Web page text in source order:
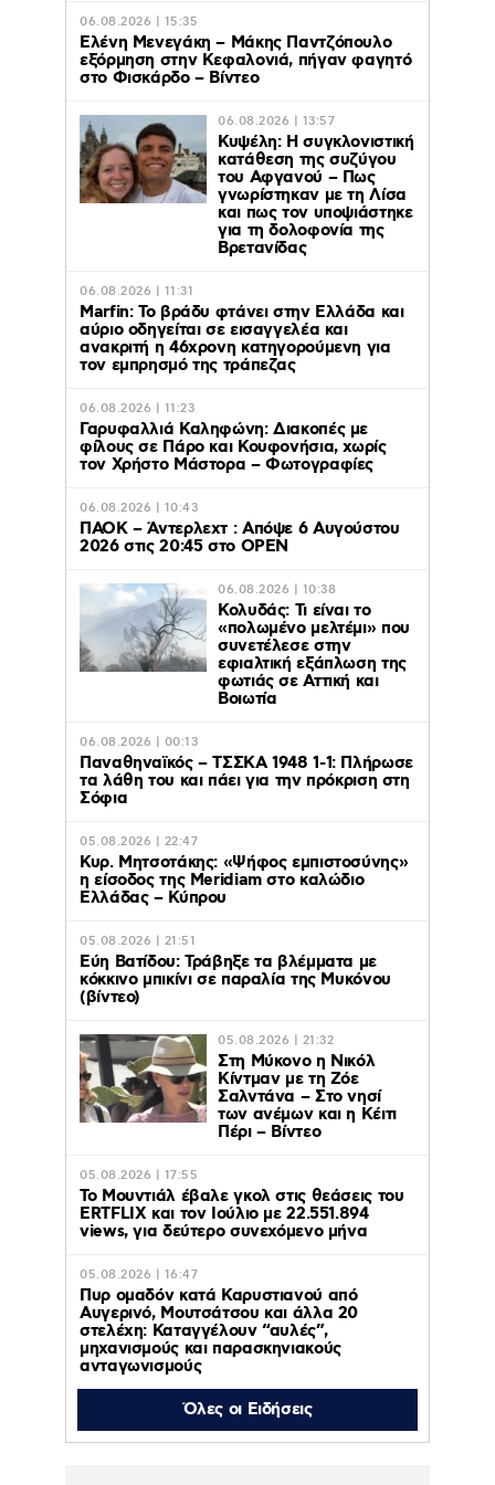
06.08.2026 | 15:35
Ελένη Μενεγάκη – Μάκης Παντζόπουλο
εξόρμηση στην Κεφαλονιά, πήγαν φαγητό
στο Φισκάρδο – Βίντεο
06.08.2026 | 13:57
Κυψέλη: Η συγκλονιστική
κατάθεση της συζύγου
του Αφγανού – Πως
γνωρίστηκαν με τη Λίσα
και πως τον υποψιάστηκε
για τη δολοφονία της
Βρετανίδας
06.08.2026 | 11:31
Marfin: Το βράδυ φτάνει στην Ελλάδα και
αύριο οδηγείται σε εισαγγελέα και
ανακριτή η 46χρονη κατηγορούμενη για
τον εμπρησμό της τράπεζας
06.08.2026 | 11:23
Γαρυφαλλιά Καληφώνη: Διακοπές με
φίλους σε Πάρο και Κουφονήσια, χωρίς
τον Χρήστο Μάστορα – Φωτογραφίες
06.08.2026 | 10:43
ΠΑΟΚ – Άντερλεχτ : Απόψε 6 Αυγούστου
2026 στις 20:45 στο ΟΡΕΝ
06.08.2026 | 10:38
Κολυδάς: Τι είναι το
«πολωμένο μελτέμι» που
συνετέλεσε στην
εφιαλτική εξάπλωση της
φωτιάς σε Αττική και
Βοιωτία
06.08.2026 | 00:13
Παναθηναϊκός – ΤΣΣΚΑ 1948 1-1: Πλήρωσε
τα λάθη του και πάει για την πρόκριση στη
Σόφια
05.08.2026 | 22:47
Κυρ. Μητσοτάκης: «Ψήφος εμπιστοσύνης»
η είσοδος της Meridiam στο καλώδιο
Ελλάδας – Κύπρου
05.08.2026 | 21:51
Εύη Βατίδου: Τράβηξε τα βλέμματα με
κόκκινο μπικίνι σε παραλία της Μυκόνου
(βίντεο)
05.08.2026 | 21:32
Στη Μύκονο η Νικόλ
Κίντμαν με τη Ζόε
Σαλντάνα – Στο νησί
των ανέμων και η Κέιτι
Πέρι – Βίντεο
05.08.2026 | 17:55
Το Μουντιάλ έβαλε γκολ στις θεάσεις του
ERTFLIX και τον Ιούλιο με 22.551.894
views, για δεύτερο συνεχόμενο μήνα
05.08.2026 | 16:47
Πυρ ομαδόν κατά Καρυστιανού από
Αυγερινό, Μουτσάτσου και άλλα 20
στελέχη: Καταγγέλουν “αυλές”,
μηχανισμούς και παρασκηνιακούς
ανταγωνισμούς
05.08.2026 | 16:26
Κυψέλη: Δεν έχω κάνει κακό σε κανέναν –
Τη βρήκα νεκρή δεν την σκότωσα – Ο
Όλες οι Ειδήσεις